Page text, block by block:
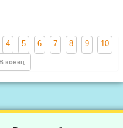
4 5 6 7 8 9 10
конец